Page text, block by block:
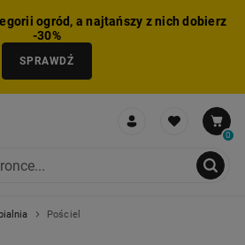
ogród, a najtańszy z nich dobierz
-30%
SPRAWDŹ
0
Pościel